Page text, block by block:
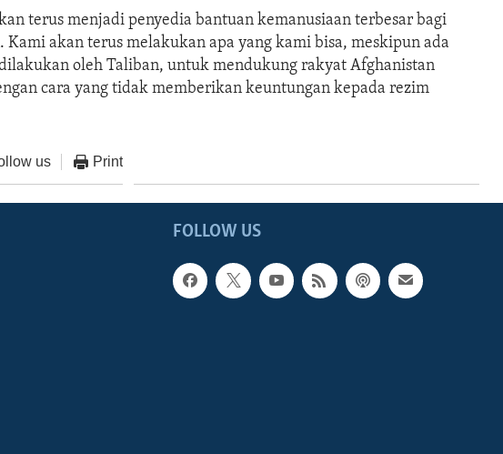
terus menjadi penyedia bantuan kemanusiaan terbesar bagi
Kami akan terus melakukan apa yang kami bisa, meskipun ada
oleh Taliban, untuk mendukung rakyat Afghanistan
cara yang tidak memberikan keuntungan kepada rezim
us Print
FOLLOW US